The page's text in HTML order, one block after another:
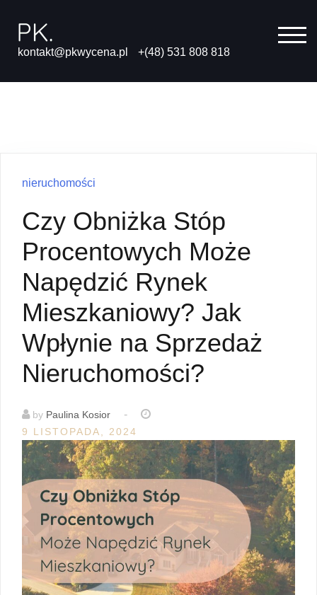
content
kontakt@pkwycena.pl +(48) 531 808 818
nieruchomości
Czy Obniżka Stóp
Procentowych Może
Napędzić Rynek
Mieszkaniowy? Jak
Wpłynie na Sprzedaż
Nieruchomości?
by Paulina Kosior -
9 LISTOPADA, 2024